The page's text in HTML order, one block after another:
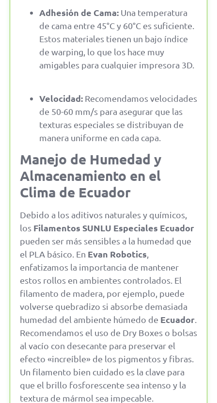
Adhesión de Cama: Una temperatura
de cama entre 45°C y 60°C es suficiente.
Estos materiales tienen un bajo índice
de warping, lo que los hace muy
amigables para cualquier impresora 3D.
Velocidad: Recomendamos velocidades
de 50-60 mm/s para asegurar que las
texturas especiales se distribuyan de
manera uniforme en cada capa.
Manejo de Humedad y
Almacenamiento en el
Clima de Ecuador
Debido a los aditivos naturales y químicos,
los Filamentos SUNLU Especiales Ecuador
pueden ser más sensibles a la humedad que
el PLA básico. En Evan Robotics,
enfatizamos la importancia de mantener
estos rollos en ambientes controlados. El
filamento de madera, por ejemplo, puede
volverse quebradizo si absorbe demasiada
humedad del ambiente húmedo de Ecuador.
Recomendamos el uso de Dry Boxes o bolsas
al vacío con desecante para preservar el
efecto «increíble» de los pigmentos y fibras.
Un filamento bien cuidado es la clave para
que el brillo fosforescente sea intenso y la
textura de mármol sea impecable.